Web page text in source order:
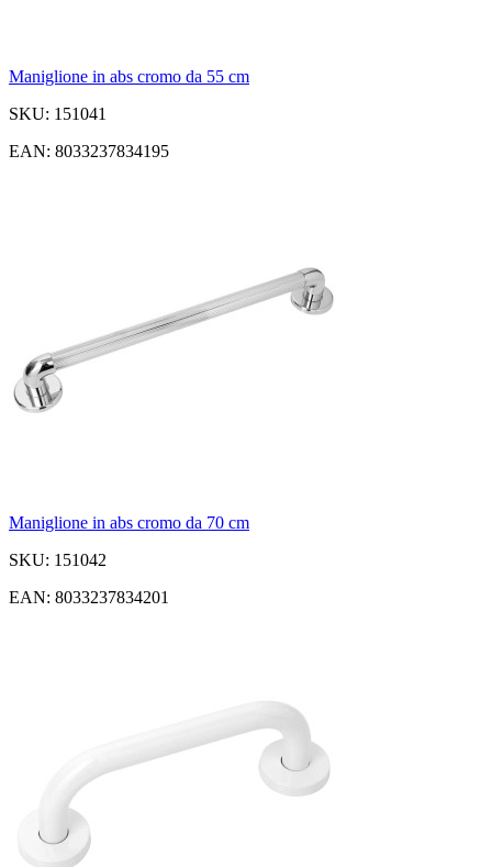
Maniglione in abs cromo da 55 cm
SKU: 151041
EAN: 8033237834195
Maniglione in abs cromo da 70 cm
SKU: 151042
EAN: 8033237834201